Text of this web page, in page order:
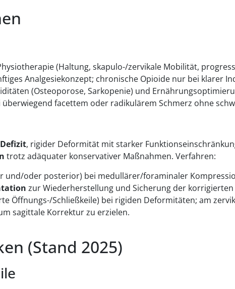
(Haltung, skapulo-/zervikale Mobilität,
Analgesiekonzept; chronische Opioide nur bei klarer
(Osteoporose, Sarkopenie) und
facettem oder radikulärem Schmerz ohne
, rigider Deformität mit starker
trotz adäquater konservativer Maßnahmen. Verfahren:
und/oder posterior) bei medullärer/foraminaler
zur Wiederherstellung und Sicherung der
Öffnungs-/Schließkeile) bei rigiden Deformitäten; am
sagittale Korrektur zu erzielen.
(Stand 2025)